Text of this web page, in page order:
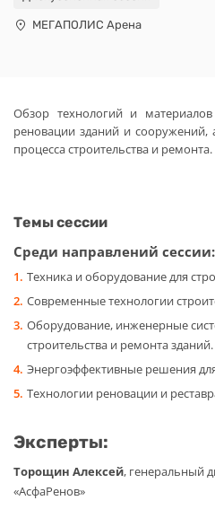
МЕГАПОЛИС Арена
Обзор технологий и материалов
реновации зданий и сооружений,
процесса строительства и ремонта.
Темы сессии
Среди направлений сессии:
Техника и оборудование для
Современные технологии
Оборудование, инженерные
строительства и ремонта зданий.
Энергоэффективные решения
Технологии реновации и
Эксперты:
Торощин Алексей, генеральный
«АсфаРенов»